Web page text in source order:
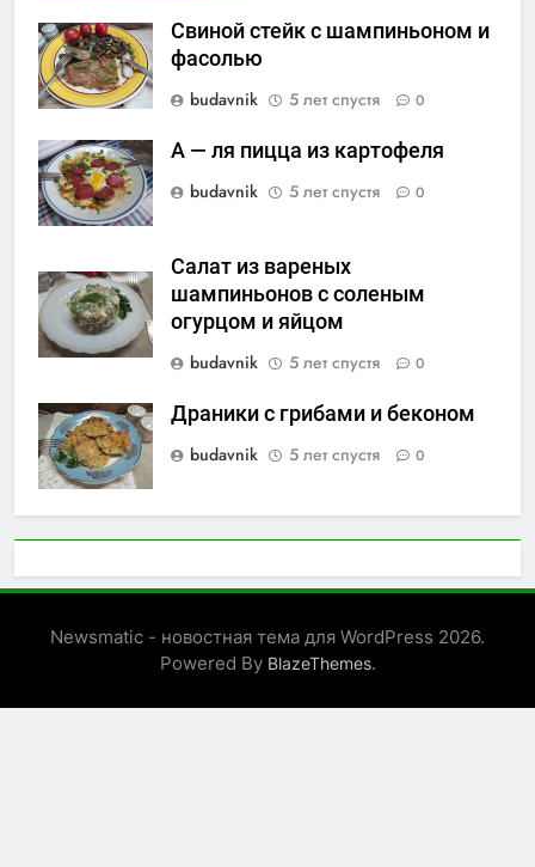
Свиной стейк с шампиньоном и
фасолью
budavnik
5 лет спустя 0
А — ля пицца из картофеля
budavnik
5 лет спустя 0
Салат из вареных
шампиньонов с соленым
огурцом и яйцом
budavnik
5 лет спустя 0
Драники с грибами и беконом
budavnik
5 лет спустя 0
Newsmatic - новостная тема для WordPress 2026.
Powered By BlazeThemes.